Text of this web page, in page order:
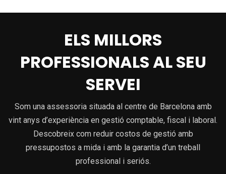
ELS MILLORS
PROFESSIONALS AL SEU
SERVEI
Som una assessoria situada al centre de Barcelona amb
vint anys d’experiència en gestió comptable, fiscal i laboral.
Descobreix com reduir costos de gestió amb
pressupostos a mida i amb la garantia d’un treball
professional i seriós.